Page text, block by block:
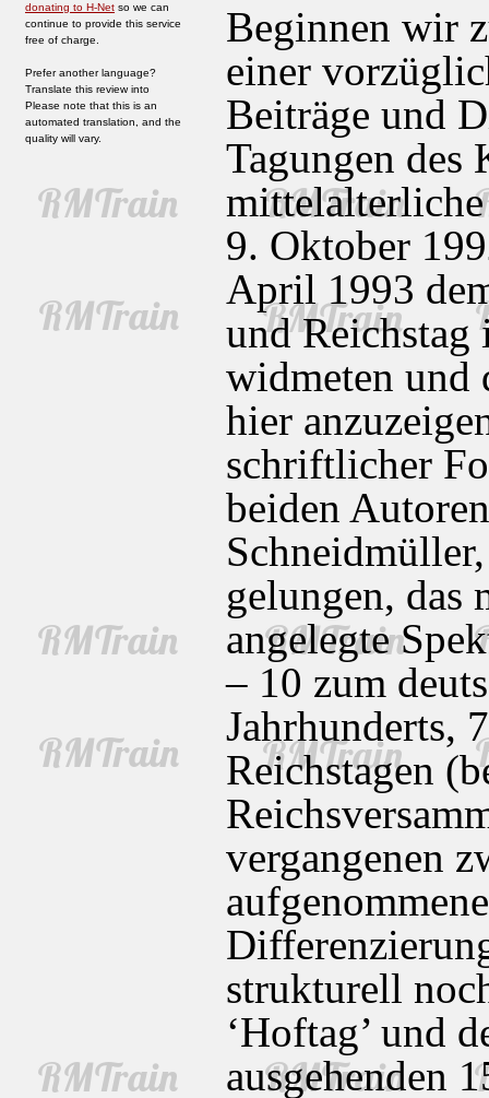
donating to H-Net so we can
continue to provide this service
free of charge.
Prefer another language?
Translate this review into
Please note that this is an
automated translation, and the
quality will vary.
Beginnen wir
einer
Beiträge und
Tagungen des
9. Oktober
April 1993
und Reichstag
widmeten und
hier
schriftlicher
beiden
gelungen, das
angelegte
– 10 zum
Jahrhunderts,
Reichstagen
vergangenen
strukturell
‘Hoftag’ und
ausgehenden